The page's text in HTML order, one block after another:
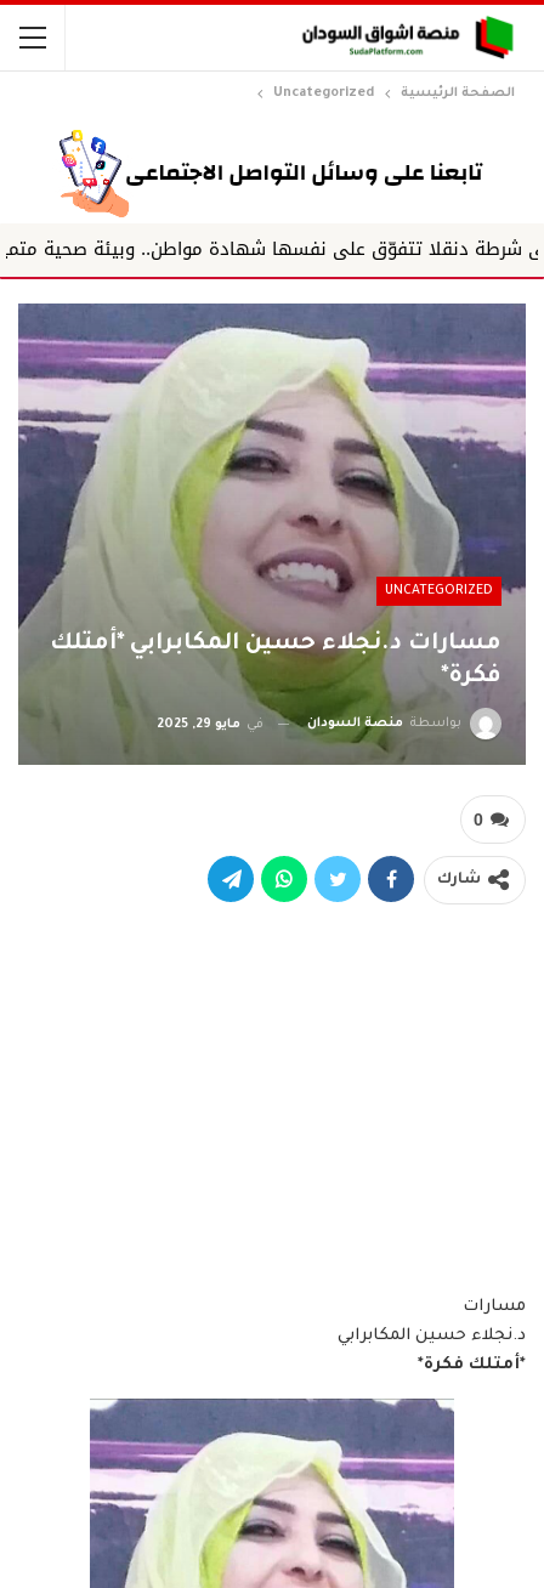
الصفحة الرئيسية Uncategorized
على نفسها شهادة مواطن.. وبيئة صحية متميزة.. وفريق
UNCATEGORIZED
مسارات د.نجلاء حسين المكابرابي *أمتلك
فكرة*
بواسطة منصة السودان في مايو 29, 2025
0
شارك
مسارات
د.نجلاء حسين المكابرابي
*أمتلك فكرة*